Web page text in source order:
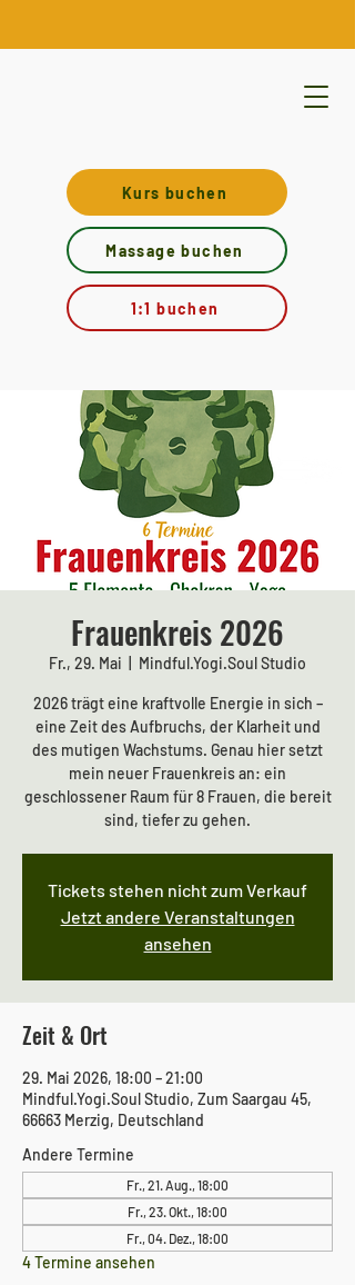
Massage buchen
1:1 buchen
Kurs buchen
Frauenkreis 2026
Fr., 29. Mai Mindful.Yogi.Soul Studio
2026 trägt eine kraftvolle Energie in sich –
eine Zeit des Aufbruchs, der Klarheit und
des mutigen Wachstums. Genau hier setzt
mein neuer Frauenkreis an: ein
geschlossener Raum für 8 Frauen, die bereit
sind, tiefer zu gehen.
Tickets stehen nicht zum Verkauf
Jetzt andere Veranstaltungen
ansehen
Zeit & Ort
29. Mai 2026, 18:00 – 21:00
Mindful.Yogi.Soul Studio, Zum Saargau 45,
66663 Merzig, Deutschland
Andere Termine
Fr., 21. Aug., 18:00
Fr., 23. Okt., 18:00
Fr., 04. Dez., 18:00
4 Termine ansehen